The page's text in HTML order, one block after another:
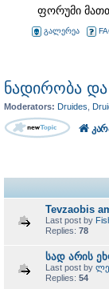
ფორუმი
გალერეა
ნადირობა
Moderators: Druides
Tevzaobis
Last post by
Replies: 78
სად არის
Last post by
Replies: 54